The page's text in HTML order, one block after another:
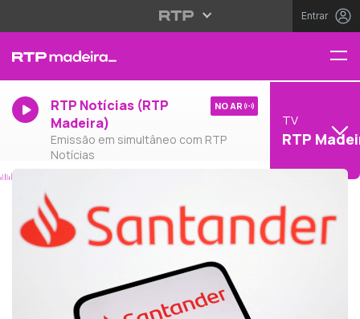
Entrar
RTP Notícias (RTP
Madeira)
Emissão em simultâneo com RTP
Notícias
NO AR
TV
RTP